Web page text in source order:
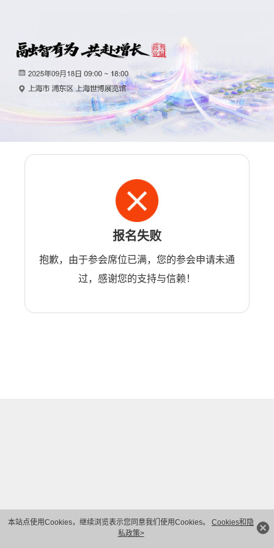
本站点使用Cookies，继续浏览表示您同意我们使用Cookies。 Cookies和隐
私政策>
报名失败
抱歉，由于参会席位已满，您的参会申请未通
过，感谢您的支持与信赖！